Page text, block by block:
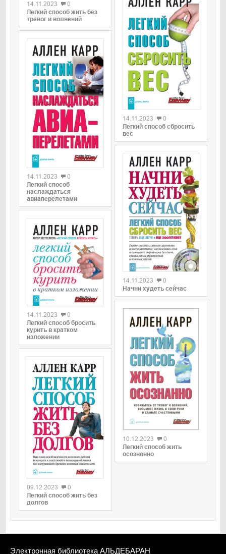
14.11.2023
0
Легкий способ жить без
тревог и волнений
14.11.2023
0
Легкий способ
наслаждаться
авиаперелетами
14.11.2023
0
Легкий способ бросить
курить в кратком
изложении
09.12.2023
0
Легкий способ жить без
долгов
14.11.2023
0
Легкий способ сбросить
вес
14.11.2023
0
Начни худеть сейчас
10.12.2023
0
Легкий способ жить
осознанно
Электронная библиотека АЛЬДЕБАРАН